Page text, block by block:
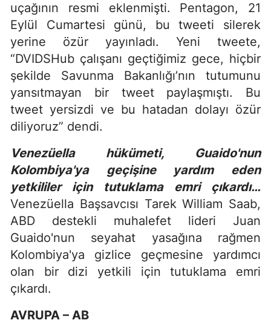
uçağının resmi eklenmişti. Pentagon, 21
Eylül Cumartesi günü, bu tweeti silerek
yerine özür yayınladı. Yeni tweete,
“DVIDSHub çalışanı geçtiğimiz gece, hiçbir
şekilde Savunma Bakanlığı’nın tutumunu
yansıtmayan bir tweet paylaşmıştı. Bu
tweet yersizdi ve bu hatadan dolayı özür
diliyoruz” dendi.
Venezüella hükümeti, Guaido'nun
Kolombiya'ya geçişine yardım eden
yetkililer için tutuklama emri çıkardı…
Venezüella Başsavcısı Tarek William Saab,
ABD destekli muhalefet lideri Juan
Guaido'nun seyahat yasağına rağmen
Kolombiya'ya gizlice geçmesine yardımcı
olan bir dizi yetkili için tutuklama emri
çıkardı.
AVRUPA – AB